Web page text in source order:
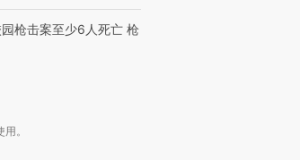
枪击案至少6人死亡 枪
。